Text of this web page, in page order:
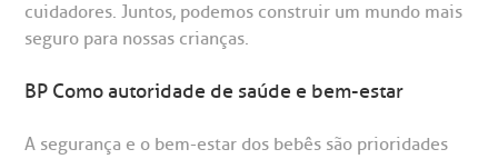
cuidadores. Juntos, podemos construir um mundo mais
seguro para nossas crianças.
BP Como autoridade de saúde e bem-estar
A segurança e o bem-estar dos bebês são prioridades